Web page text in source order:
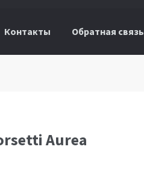
Контакты Обратная связь
Aurea